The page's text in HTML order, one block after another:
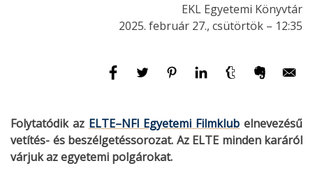
EKL Egyetemi Könyvtár
2025. február 27., csütörtök – 12:35
Folytatódik az ELTE–NFI Egyetemi Filmklub elnevezésű
vetítés- és beszélgetéssorozat. Az ELTE minden karáról
várjuk az egyetemi polgárokat.